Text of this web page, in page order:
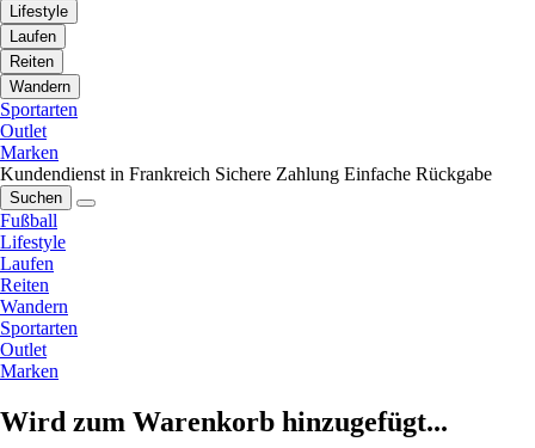
Lifestyle
Laufen
Reiten
Wandern
Sportarten
Outlet
Marken
Kundendienst in Frankreich Sichere Zahlung Einfache Rückgabe
Suchen
Fußball
Lifestyle
Laufen
Reiten
Wandern
Sportarten
Outlet
Marken
Wird zum Warenkorb hinzugefügt...